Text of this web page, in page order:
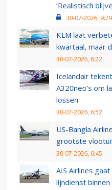
‘Realistisch
30-07-2026, 9:29
KLM laat
kwartaal, maar
30-07-2026, 8:22
Icelandair
A320neo's om
lossen
30-07-2026, 6:52
US-Bangla
grootste
30-07-2026, 6:45
AIS Airlines
lijndienst binnen